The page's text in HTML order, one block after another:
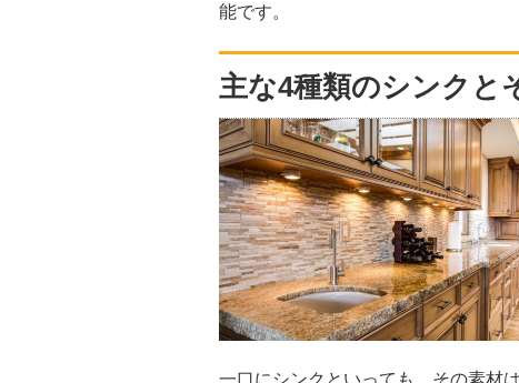
能です。
主な4種類のシンクと
一口にシンクといっても、その素材